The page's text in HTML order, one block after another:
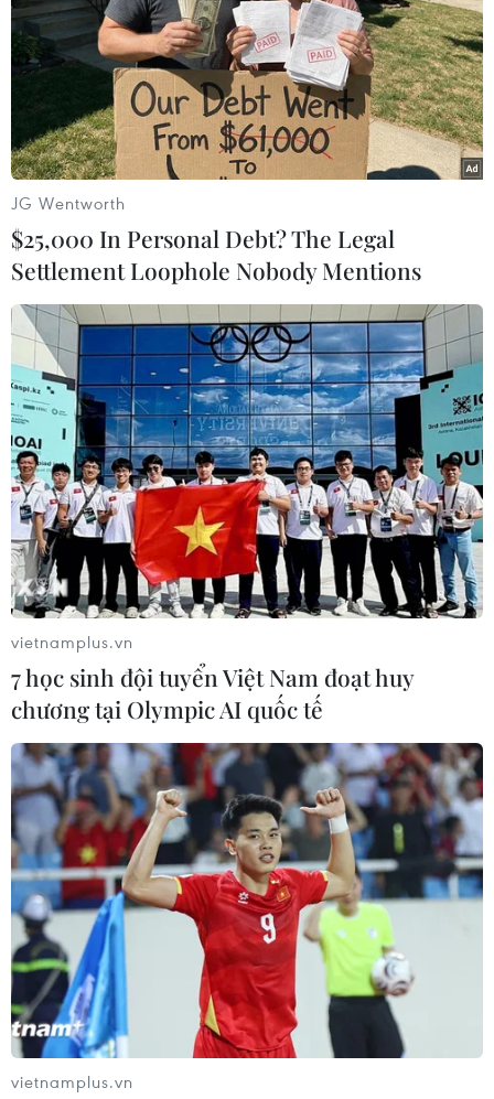
phát triển hơn nữa trong tương lai./.
(Vietnam+)
#thời trang #in 3d #công nghệ mới Mỹ
Theo dõi VietnamPlus
TIN LIÊN QUAN
JG Wentworth
$25,000 In Personal Debt? The Legal
Settlement Loophole Nobody Mentions
vietnamplus.vn
7 học sinh đội tuyển Việt Nam đoạt huy
chương tại Olympic AI quốc tế
vietnamplus.vn